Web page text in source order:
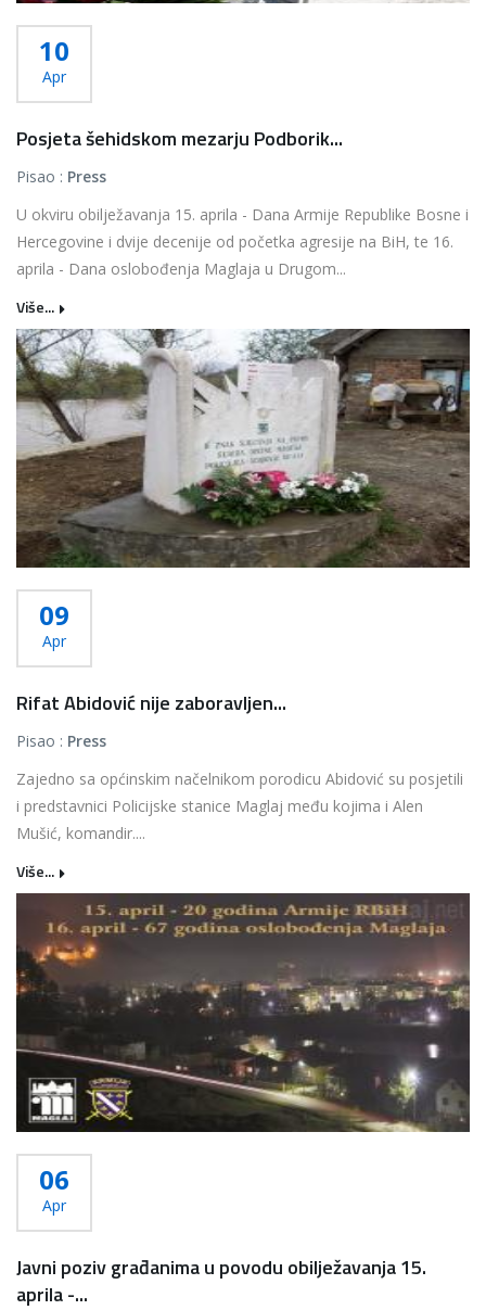
10
Apr
Posjeta šehidskom mezarju Podborik...
Pisao : Press
U okviru obilježavanja 15. aprila - Dana Armije Republike Bosne i
Hercegovine i dvije decenije od početka agresije na BiH, te 16.
aprila - Dana oslobođenja Maglaja u Drugom...
Više...
09
Apr
Rifat Abidović nije zaboravljen...
Pisao : Press
Zajedno sa općinskim načelnikom porodicu Abidović su posjetili
i predstavnici Policijske stanice Maglaj među kojima i Alen
Mušić, komandir....
Više...
06
Apr
Javni poziv građanima u povodu obilježavanja 15.
aprila -...